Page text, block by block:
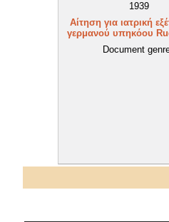
1939
Αίτηση για ιατρική
γερμανού υπηκόου
Document